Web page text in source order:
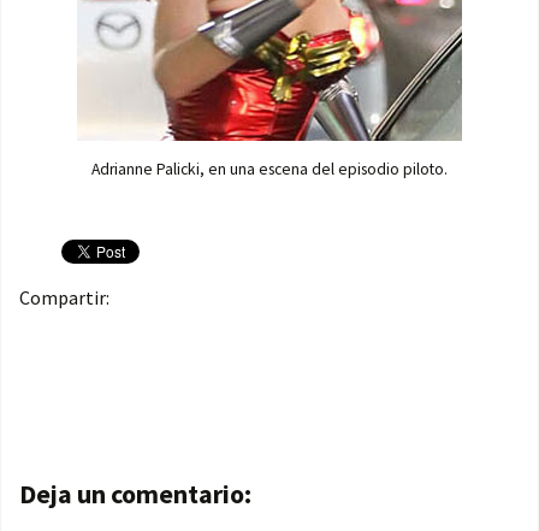
Adrianne Palicki, en una escena del episodio piloto.
Compartir:
Navegación de entradas
Deja un comentario: